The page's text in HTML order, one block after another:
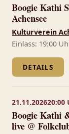
Boogie Kathi
Achensee
Kulturverein
Einlass: 19:00
DETAILS
21.11.202620:00
Boogie Kathi
live @